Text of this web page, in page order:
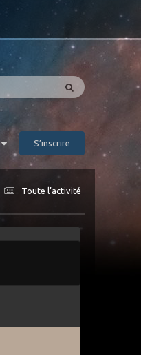
S’inscrire
Toute l’activité